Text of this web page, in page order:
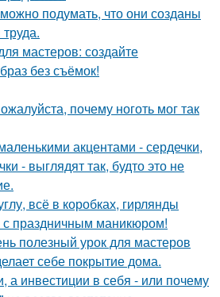
подумать, что они созданы
мастеров: создайте
без съёмок!
почему ноготь мог так
акцентами - сердечки,
- выглядят так, будто это не
всё в коробках, гирлянды
с праздничным маникюром!
полезный урок для мастеров
себе покрытие дома.
а инвестиции в себя - или почему